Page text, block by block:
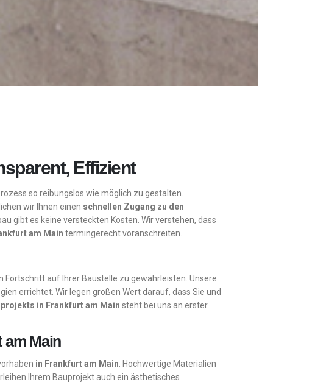
Effizient
so reibungslos wie möglich zu gestalten.
wir Ihnen einen schnellen Zugang zu den
gibt es keine versteckten Kosten. Wir verstehen, dass
am Main termingerecht voranschreiten.
Fortschritt auf Ihrer Baustelle zu gewährleisten. Unsere
errichtet. Wir legen großen Wert darauf, dass Sie und
in Frankfurt am Main steht bei uns an erster
am Main
in Frankfurt am Main . Hochwertige Materialien
Ihrem Bauprojekt auch ein ästhetisches